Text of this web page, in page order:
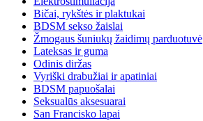
Bičai, rykštės ir plaktukai
BDSM sekso žaislai
Žmogaus šuniukų žaidimų parduotuvė
Lateksas ir guma
Odinis diržas
Vyriški drabužiai ir apatiniai
BDSM papuošalai
Seksualūs aksesuarai
San Francisko lapai